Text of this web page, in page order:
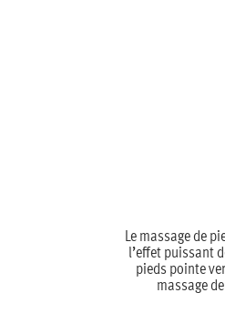
Le massage de
l’effet puissant
pieds pointe
massage